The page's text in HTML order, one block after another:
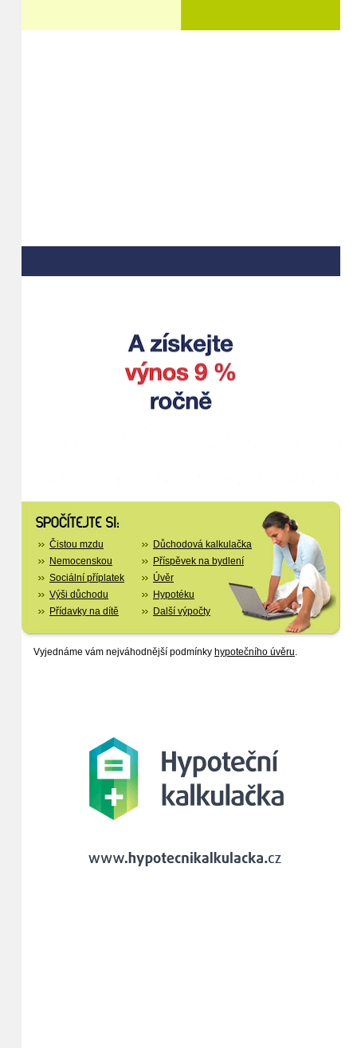
Čistou mzdu
Nemocenskou
Sociální příplatek
Výši důchodu
Přídavky na dítě
Důchodová kalkulačka
Příspěvek na bydlení
Úvěr
Hypotéku
Další výpočty
Vyjednáme vám nejváhodnější podmínky hypotečního úvěru.